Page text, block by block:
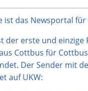
ist das Newsportal für
der erste und einzige
Cottbus für
Der Sender mit
auf UKW: